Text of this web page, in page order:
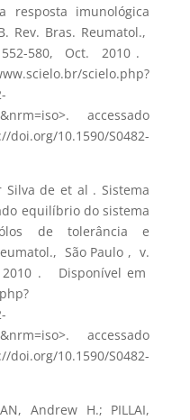
resposta imunológica
Rev. Bras. Reumatol.,
580, Oct. 2010 .
scielo.php?
accessado
10.1590/S0482-
Silva de et al . Sistema
equilíbrio do sistema
de tolerância e
São Paulo , v.
. Disponível em
accessado
10.1590/S0482-
Andrew H.; PILLAI,